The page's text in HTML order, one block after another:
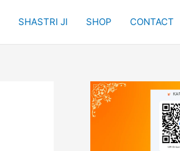
SHASTRI JI SHOP CONTACT